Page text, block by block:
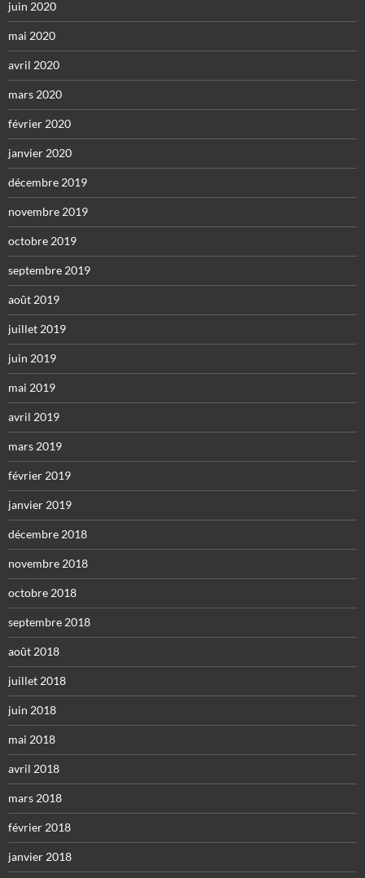
juin 2020
mai 2020
avril 2020
mars 2020
février 2020
janvier 2020
décembre 2019
novembre 2019
octobre 2019
septembre 2019
août 2019
juillet 2019
juin 2019
mai 2019
avril 2019
mars 2019
février 2019
janvier 2019
décembre 2018
novembre 2018
octobre 2018
septembre 2018
août 2018
juillet 2018
juin 2018
mai 2018
avril 2018
mars 2018
février 2018
janvier 2018